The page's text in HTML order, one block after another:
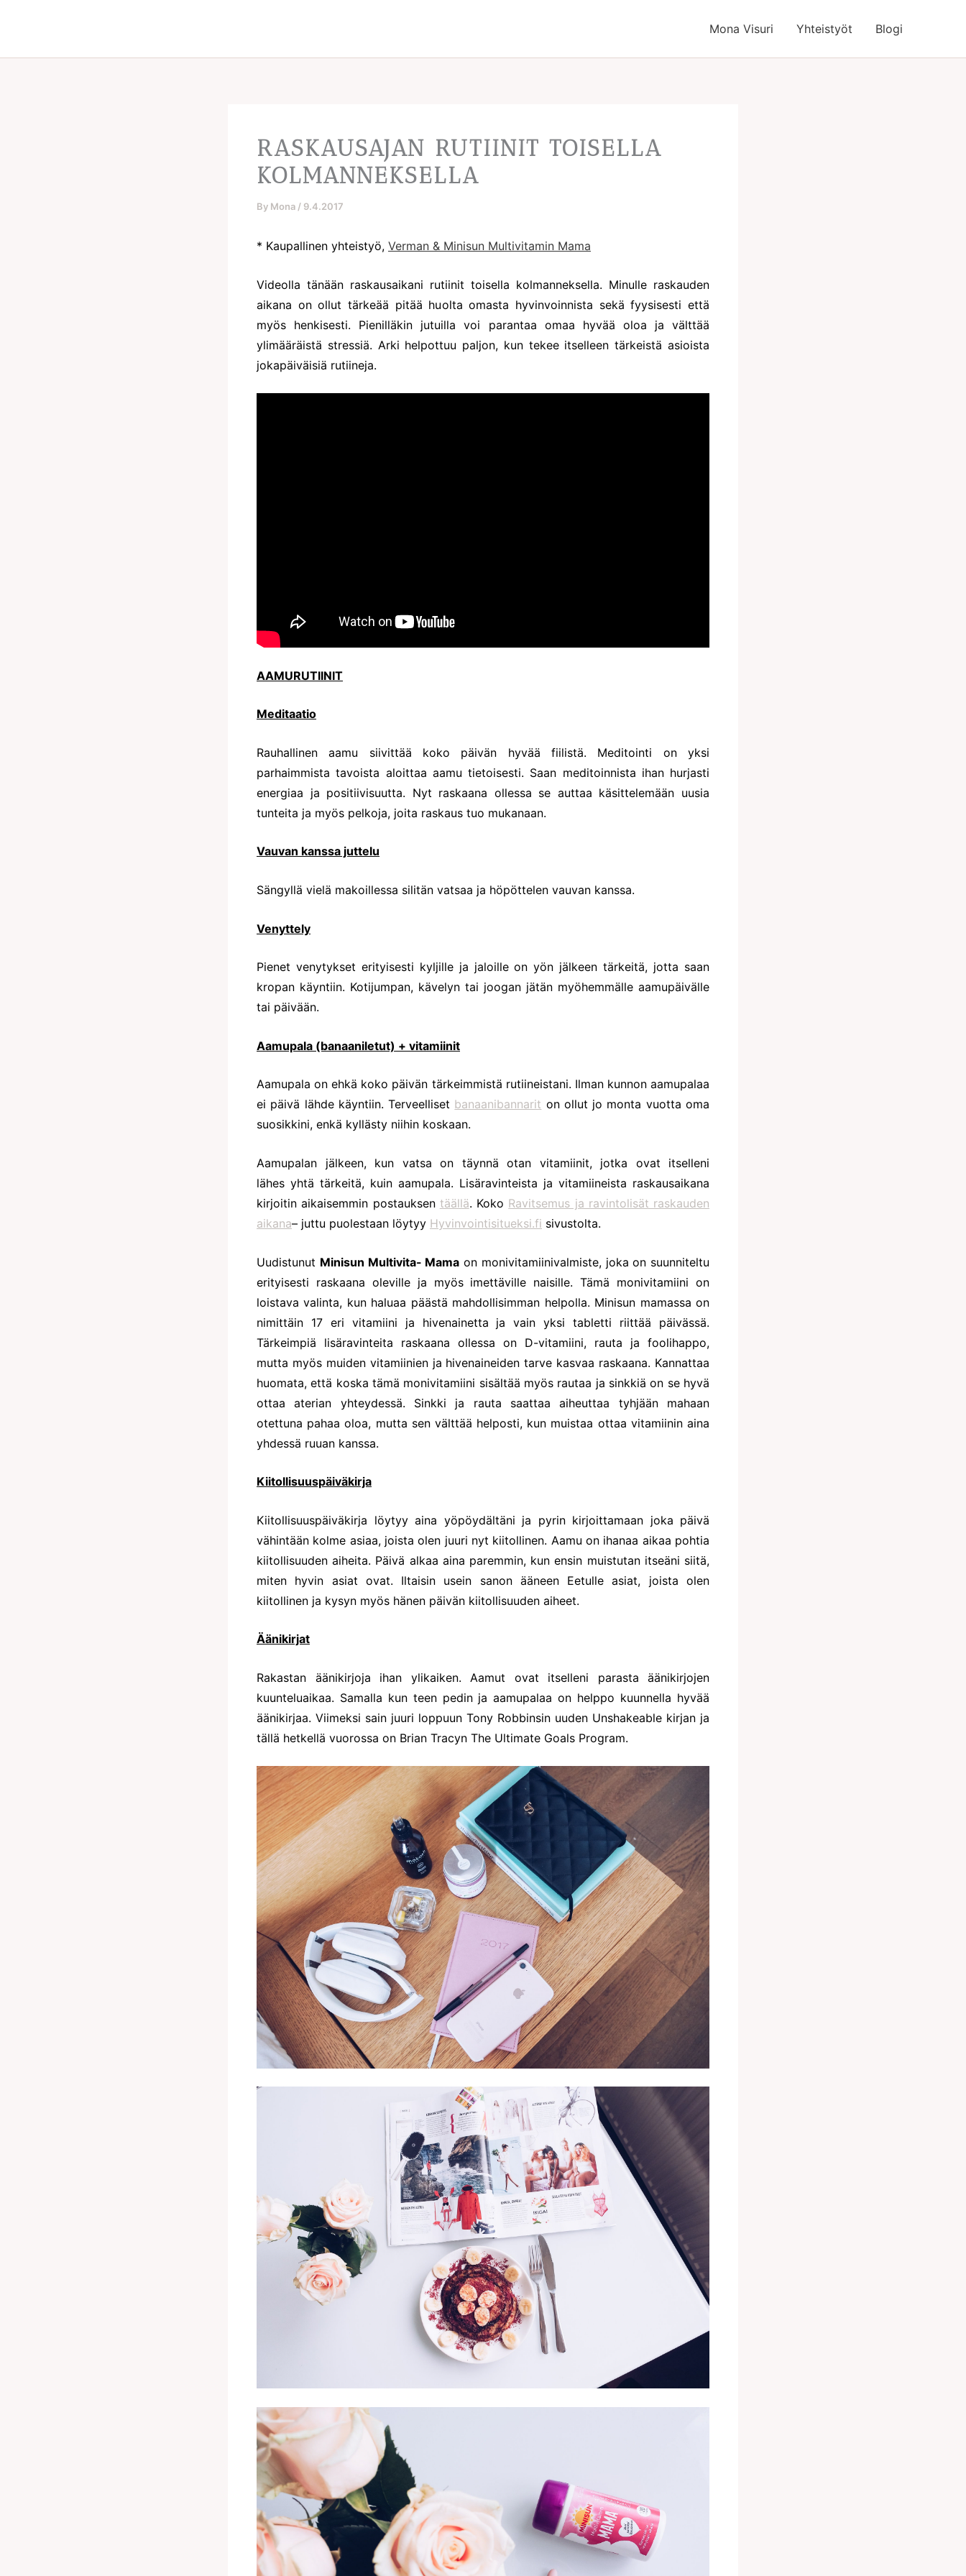
Mona Visuri Yhteistyöt Blogi
RASKAUSAJAN RUTIINIT TOISELLA
KOLMANNEKSELLA
By Mona / 9.4.2017
* Kaupallinen yhteistyö, Verman & Minisun Multivitamin Mama
Videolla tänään raskausaikani rutiinit toisella kolmanneksella. Minulle raskauden
aikana on ollut tärkeää pitää huolta omasta hyvinvoinnista sekä fyysisesti että
myös henkisesti. Pienilläkin jutuilla voi parantaa omaa hyvää oloa ja välttää
ylimääräistä stressiä. Arki helpottuu paljon, kun tekee itselleen tärkeistä asioista
jokapäiväisiä rutiineja.
AAMURUTIINIT
Meditaatio
Rauhallinen aamu siivittää koko päivän hyvää fiilistä. Meditointi on yksi
parhaimmista tavoista aloittaa aamu tietoisesti. Saan meditoinnista ihan hurjasti
energiaa ja positiivisuutta. Nyt raskaana ollessa se auttaa käsittelemään uusia
tunteita ja myös pelkoja, joita raskaus tuo mukanaan.
Vauvan kanssa juttelu
Sängyllä vielä makoillessa silitän vatsaa ja höpöttelen vauvan kanssa.
Venyttely
Pienet venytykset erityisesti kyljille ja jaloille on yön jälkeen tärkeitä, jotta saan
kropan käyntiin. Kotijumpan, kävelyn tai joogan jätän myöhemmälle aamupäivälle
tai päivään.
Aamupala (banaaniletut) + vitamiinit
Aamupala on ehkä koko päivän tärkeimmistä rutiineistani. Ilman kunnon aamupalaa
ei päivä lähde käyntiin. Terveelliset banaanibannarit on ollut jo monta vuotta oma
suosikkini, enkä kyllästy niihin koskaan.
Aamupalan jälkeen, kun vatsa on täynnä otan vitamiinit, jotka ovat itselleni
lähes yhtä tärkeitä, kuin aamupala. Lisäravinteista ja vitamiineista raskausaikana
kirjoitin aikaisemmin postauksen täällä. Koko Ravitsemus ja ravintolisät raskauden
aikana– juttu puolestaan löytyy Hyvinvointisitueksi.fi sivustolta.
Uudistunut Minisun Multivita- Mama on monivitamiinivalmiste, joka on suunniteltu
erityisesti raskaana oleville ja myös imettäville naisille. Tämä monivitamiini on
loistava valinta, kun haluaa päästä mahdollisimman helpolla. Minisun mamassa on
nimittäin 17 eri vitamiini ja hivenainetta ja vain yksi tabletti riittää päivässä.
Tärkeimpiä lisäravinteita raskaana ollessa on D-vitamiini, rauta ja foolihappo,
mutta myös muiden vitamiinien ja hivenaineiden tarve kasvaa raskaana. Kannattaa
huomata, että koska tämä monivitamiini sisältää myös rautaa ja sinkkiä on se hyvä
ottaa aterian yhteydessä. Sinkki ja rauta saattaa aiheuttaa tyhjään mahaan
otettuna pahaa oloa, mutta sen välttää helposti, kun muistaa ottaa vitamiinin aina
yhdessä ruuan kanssa.
Kiitollisuuspäiväkirja
Kiitollisuuspäiväkirja löytyy aina yöpöydältäni ja pyrin kirjoittamaan joka päivä
vähintään kolme asiaa, joista olen juuri nyt kiitollinen. Aamu on ihanaa aikaa pohtia
kiitollisuuden aiheita. Päivä alkaa aina paremmin, kun ensin muistutan itseäni siitä,
miten hyvin asiat ovat. Iltaisin usein sanon ääneen Eetulle asiat, joista olen
kiitollinen ja kysyn myös hänen päivän kiitollisuuden aiheet.
Äänikirjat
Rakastan äänikirjoja ihan ylikaiken. Aamut ovat itselleni parasta äänikirjojen
kuunteluaikaa. Samalla kun teen pedin ja aamupalaa on helppo kuunnella hyvää
äänikirjaa. Viimeksi sain juuri loppuun Tony Robbinsin uuden Unshakeable kirjan ja
tällä hetkellä vuorossa on Brian Tracyn The Ultimate Goals Program.